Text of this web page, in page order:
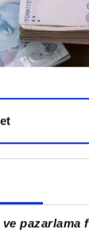
pazarlama
ayında